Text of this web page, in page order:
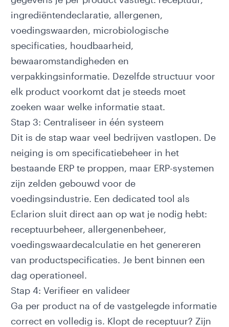
ingrediëntendeclaratie, allergenen,
voedingswaarden, microbiologische
specificaties, houdbaarheid,
bewaaromstandigheden en
verpakkingsinformatie. Dezelfde structuur voor
elk product voorkomt dat je steeds moet
zoeken waar welke informatie staat.
Stap 3: Centraliseer in één systeem
Dit is de stap waar veel bedrijven vastlopen. De
neiging is om specificatiebeheer in het
bestaande ERP te proppen, maar ERP-systemen
zijn zelden gebouwd voor de
voedingsindustrie. Een dedicated tool als
Eclarion sluit direct aan op wat je nodig hebt:
receptuurbeheer, allergenenbeheer,
voedingswaardecalculatie en het genereren
van productspecificaties. Je bent binnen een
dag operationeel.
Stap 4: Verifieer en valideer
Ga per product na of de vastgelegde informatie
correct en volledig is. Klopt de receptuur? Zijn